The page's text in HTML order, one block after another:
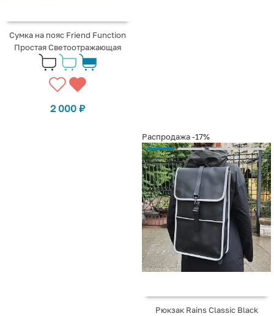
Сумка на пояс Friend Function
Простая Светоотражающая
2 000 ₽
Распродажа-17%
Рюкзак Rains Classic Black